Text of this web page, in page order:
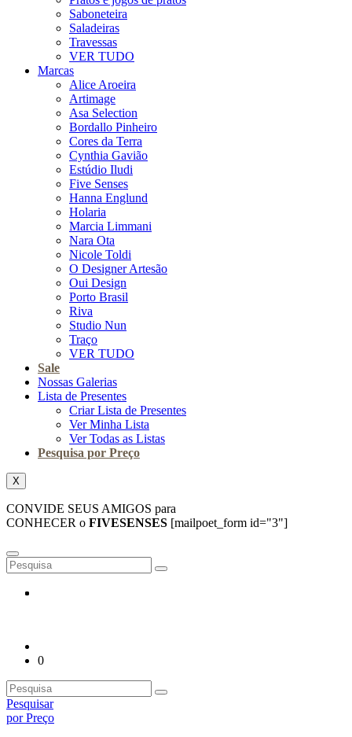
Saboneteira
Saladeiras
Travessas
VER TUDO
Marcas
Alice Aroeira
Artimage
Asa Selection
Bordallo Pinheiro
Cores da Terra
Cynthia Gavião
Estúdio Iludi
Five Senses
Hanna Englund
Holaria
Marcia Limmani
Nara Ota
Nicole Toldi
O Designer Artesão
Oui Design
Porto Brasil
Riva
Studio Nun
Traço
VER TUDO
Sale
Nossas Galerias
Lista de Presentes
Criar Lista de Presentes
Ver Minha Lista
Ver Todas as Listas
Pesquisa por Preço
X
CONVIDE SEUS AMIGOS para
CONHECER o FIVESENSES [mailpoet_form id="3"]
0
Pesquisar
por Preço